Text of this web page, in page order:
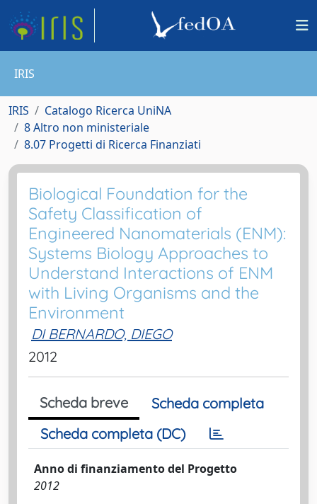
IRIS
IRIS
Catalogo Ricerca UniNA
8 Altro non ministeriale
8.07 Progetti di Ricerca Finanziati
Biological Foundation for the
Safety Classification of
Engineered Nanomaterials (ENM):
Systems Biology Approaches to
Understand Interactions of ENM
with Living Organisms and the
Environment
DI BERNARDO, DIEGO
2012
Scheda breve
Scheda completa
Scheda completa (DC)
Anno di finanziamento del Progetto
2012